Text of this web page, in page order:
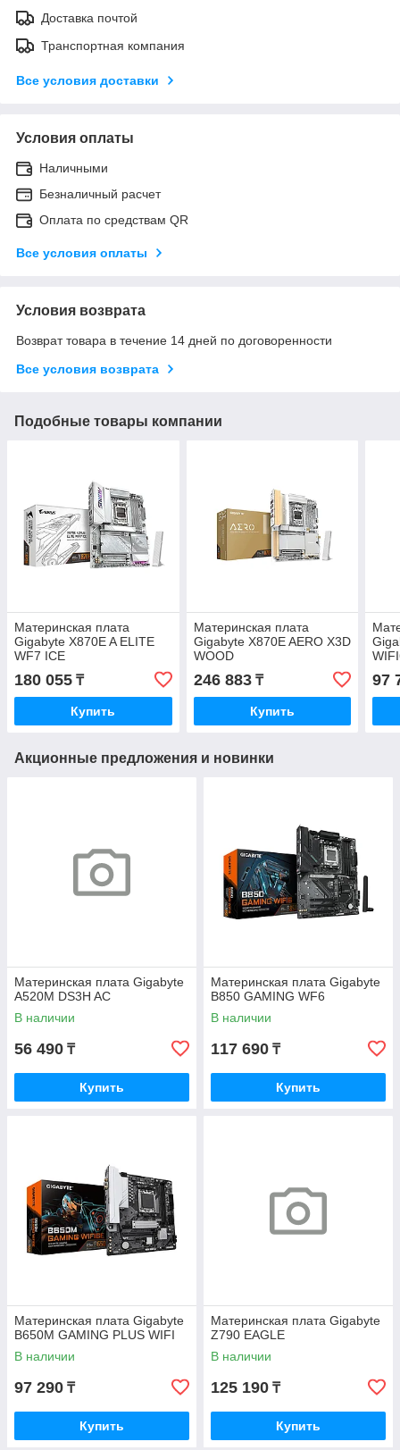
Доставка почтой
Транспортная компания
Все условия доставки
Условия оплаты
Наличными
Безналичный расчет
Оплата по средствам QR
Все условия оплаты
Условия возврата
Возврат товара в течение 14 дней по договоренности
Все условия возврата
Подобные товары компании
Материнская плата
Gigabyte X870E A ELITE
WF7 ICE
180 055 ₸
Купить
Материнская плата
Gigabyte X870E AERO X3D
WOOD
246 883₸
Купить
97
Акционные предложения и новинки
Материнская плата Gigabyte
A520M DS3H AC
В наличии
56 490 ₸
Купить
Материнская плата Gigabyte
B850 GAMING WF6
В наличии
117 690 ₸
Купить
Материнская плата Gigabyte
B650M GAMING PLUS WIFI
В наличии
97 290 ₸
Купить
Материнская плата Gigabyte
Z790 EAGLE
В наличии
125 190 ₸
Купить